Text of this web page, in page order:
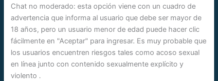
Chat no moderado: esta opción viene con un cuadro de
advertencia que informa al usuario que debe ser mayor de
18 años, pero un usuario menor de edad puede hacer clic
fácilmente en "Aceptar" para ingresar. Es muy probable que
los usuarios encuentren riesgos tales como acoso sexual
en línea junto con contenido sexualmente explícito y
violento .